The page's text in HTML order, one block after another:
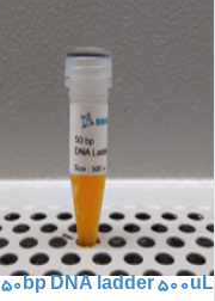
50bp DNA ladder 500uL